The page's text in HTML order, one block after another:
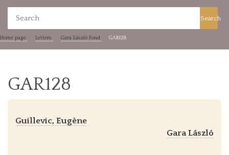
Search
Home page Letters Gara László Fond GAR128
GAR128
Guillevic, Eugène
Gara László